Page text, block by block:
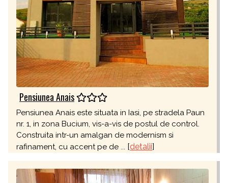
Pensiunea Anais
Pensiunea Anais este situata in Iasi, pe stradela Paun
nr. 1, in zona Bucium, vis-a-vis de postul de control.
Construita intr-un amalgan de modernism si
rafinament, cu accent pe de ... [detalii]